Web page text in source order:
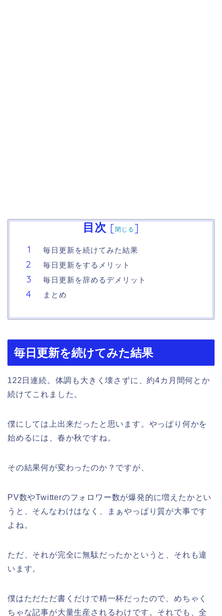
目次 [閉じる ]
毎日更新を続けてみた結果
毎日更新をするメリット
毎日更新を辞めるデメリット
まとめ
毎日更新を続けてみた結果
122日連続。体調も大きく壊さずに、約4カ月間何とか
続けてこれました。
僕にしては上出来だったと思います。 やっぱり何かを
始めるには、春か秋ですね。
その結果何が変わったのか？ですが、
PV数やTwitterのフォロワー数が爆発的に増えたかとい
うと、そんなわけはなく、まぁやっぱり質が大事です
よね。
ただ、それが完全に無駄だったかというと、それも違
います。
僕はただただ書くだけで精一杯だったので、めちゃく
ちゃな記事が大量生産されるわけです。それでも、全